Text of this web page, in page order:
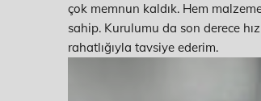
çok memnun kaldık. Hem
sahip. Kurulumu da son derece
rahatlığıyla tavsiye ederim.